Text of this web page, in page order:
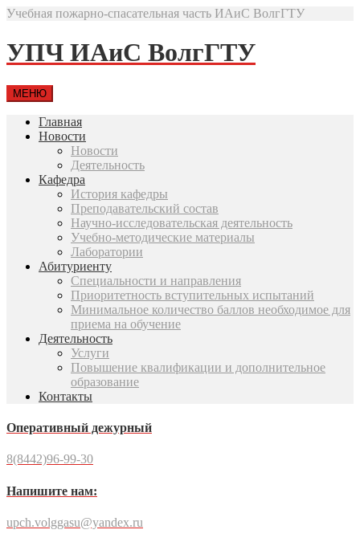
Учебная пожарно-спасательная часть ИАиС ВолгГТУ
УПЧ ИАиС ВолгГТУ
МЕНЮ
Главная
Новости
Новости
Деятельность
Кафедра
История кафедры
Преподавательский состав
Научно-исследовательская деятельность
Учебно-методические материалы
Лаборатории
Абитуриенту
Специальности и направления
Приоритетность вступительных испытаний
Минимальное количество баллов необходимое для
приема на обучение
Деятельность
Услуги
Повышение квалификации и дополнительное
образование
Контакты
Оперативный дежурный
8(8442)96-99-30
Напишите нам:
upch.volggasu@yandex.ru